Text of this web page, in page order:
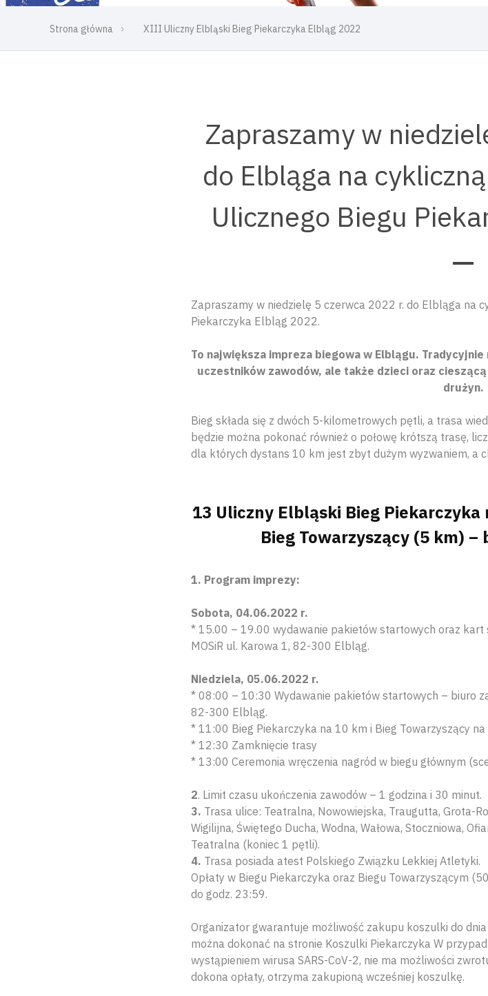
Strona główna XIII Uliczny Elbląski Bieg Piekarczyka Elbląg 2022
Zapraszamy w
do Elbląga na
Ulicznego Biegu
Zapraszamy w niedzielę 5 czerwca 2022 r. do Elbląga na
Piekarczyka Elbląg 2022.
To największa impreza biegowa w Elblągu.
uczestników zawodów, ale także dzieci oraz
drużyn.
Bieg składa się z dwóch 5-kilometrowych pętli, a trasa
będzie można pokonać również o połowę krótszą trasę,
dla których dystans 10 km jest zbyt dużym wyzwaniem, a
13 Uliczny Elbląski Bieg
Bieg Towarzyszący (5 km)
1. Program imprezy:
Sobota, 04.06.2022 r.
* 15.00 – 19.00 wydawanie pakietów startowych oraz
MOSiR ul. Karowa 1, 82-300 Elbląg.
Niedziela, 05.06.2022 r.
* 08:00 – 10:30 Wydawanie pakietów startowych – biuro
82-300 Elbląg.
* 11:00 Bieg Piekarczyka na 10 km i Bieg Towarzyszący
* 12:30 Zamknięcie trasy
* 13:00 Ceremonia wręczenia nagród w biegu głównym
2. Limit czasu ukończenia zawodów – 1 godzina i 30 minut.
3. Trasa ulice: Teatralna, Nowowiejska, Traugutta, Grota-
Wigilijna, Świętego Ducha, Wodna, Wałowa, Stoczniowa,
Teatralna (koniec 1 pętli).
4. Trasa posiada atest Polskiego Związku Lekkiej Atletyki.
Opłaty w Biegu Piekarczyka oraz Biegu Towarzyszącym
do godz. 23:59.
Organizator gwarantuje możliwość zakupu koszulki do
można dokonać na stronie Koszulki Piekarczyka W
wystąpieniem wirusa SARS-CoV-2, nie ma możliwości
dokona opłaty, otrzyma zakupioną wcześniej koszulkę.